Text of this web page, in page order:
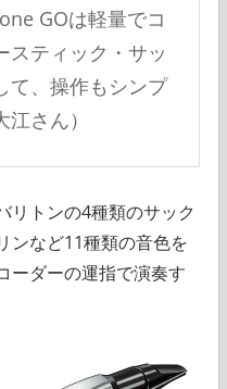
GOは軽量でコ
スティック・サッ
て、操作もシンプ
さん）
リトンの4種類のサック
ンなど11種類の音色を
ーダーの運指で演奏す